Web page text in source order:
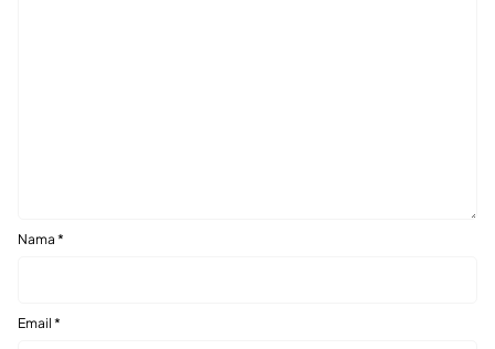
Nama *
Email *